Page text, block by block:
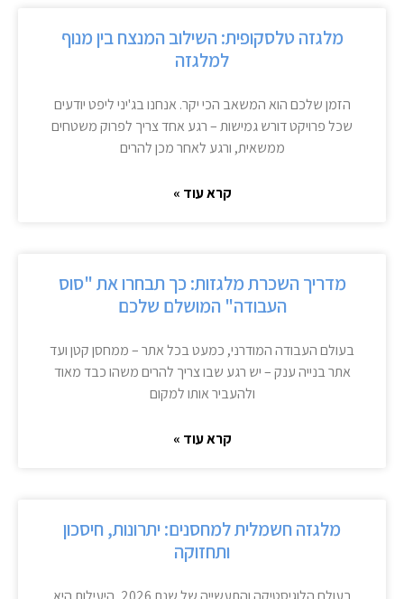
מלגזה טלסקופית: השילוב המנצח בין מנוף
למלגזה
הזמן שלכם הוא המשאב הכי יקר. אנחנו בג'יני ליפט יודעים
שכל פרויקט דורש גמישות – רגע אחד צריך לפרוק משטחים
ממשאית, ורגע לאחר מכן להרים
קרא עוד »
מדריך השכרת מלגזות: כך תבחרו את "סוס
העבודה" המושלם שלכם
בעולם העבודה המודרני, כמעט בכל אתר – ממחסן קטן ועד
אתר בנייה ענק – יש רגע שבו צריך להרים משהו כבד מאוד
ולהעביר אותו למקום
קרא עוד »
מלגזה חשמלית למחסנים: יתרונות, חיסכון
ותחזוקה